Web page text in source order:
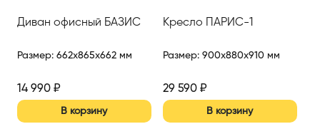
Диван офисный БАЗИС
Размер: 662x865x662 мм
14 990 ₽
В корзину
Кресло ПАРИС-1
Размер: 900x880x910 мм
29 590₽
В корзину